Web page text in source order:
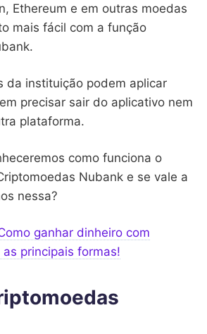
Ethereum e em outras moedas
mais fácil com a função
da instituição podem aplicar
precisar sair do aplicativo nem
plataforma.
como funciona o
Nubank e se vale a
nessa?
ganhar dinheiro com
principais formas!